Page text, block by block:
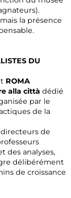
la présence
DU
ROMA
alla città dédié
par le
de la
de
des analyses,
délibérément
de croissance